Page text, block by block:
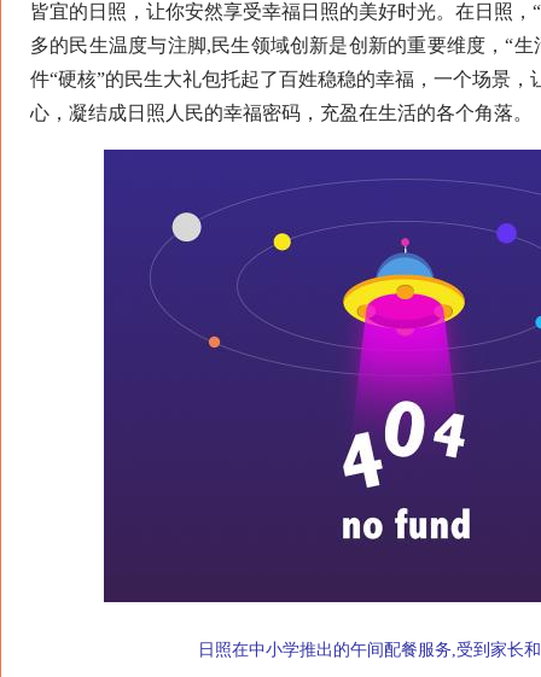
皆宜的日照，让你安然享受幸福日照的美好时光。在日照，
多的民生温度与注脚,民生领域创新是创新的重要维度，“生
件“硬核”的民生大礼包托起了百姓稳稳的幸福，一个场景，
心，凝结成日照人民的幸福密码，充盈在生活的各个角落
日照在中小学推出的午间配餐服务,受到家长